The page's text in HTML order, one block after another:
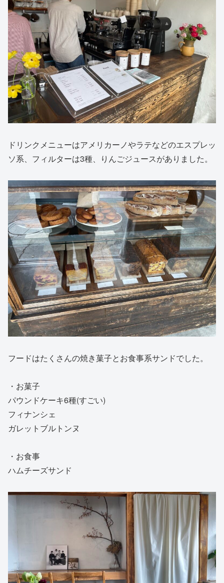
ドリンクメニューはアメリカーノやラテなどのエスプレッ
ソ系、フィルターは3種、りんごジュースがありました。
フードはたくさんの焼き菓子とお食事系サンドでした。
・お菓子
パウンドケーキ6種(すごい)
フィナンシェ
ガレットブルトンヌ
・お食事
ハムチーズサンド